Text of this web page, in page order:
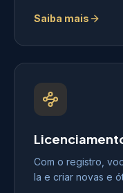
Saiba mais
Com o registro,
la e criar novas e